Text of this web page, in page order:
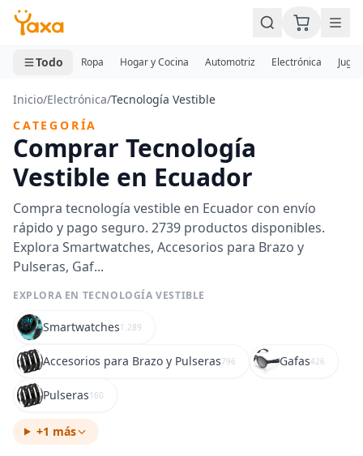
MINI CARRITO
0 productos
Todo Ropa Hogar y Cocina Automotriz Electrónica
Inicio/Electrónica/Tecnología Vestible
CATEGORÍA
Comprar Tecnología
Vestible en Ecuador
Compra tecnología vestible en Ecuador con envío
rápido y pago seguro. 2739 productos disponibles.
Explora Smartwatches, Accesorios para Brazo y
Pulseras, Gaf...
EXPLORA EN TECNOLOGÍA VESTIBLE
Smartwatches1.289
Accesorios para Brazo y Pulseras796 Gafas426
Pulseras160
+1 más